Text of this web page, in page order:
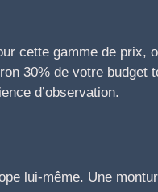
cette gamme de prix,
30% de votre budget
d’observation.
lui-même. Une